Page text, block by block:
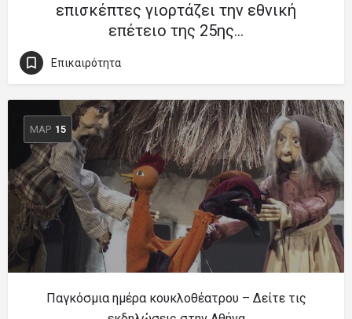
επισκέπτες γιορτάζει την εθνική
επέτειο της 25ης…
Επικαιρότητα
ΜΑΡ 15
Παγκόσμια ημέρα κουκλοθέατρου – Δείτε τις